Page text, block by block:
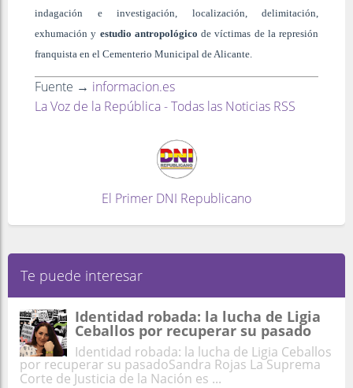
indagación e investigación, localización, delimitación,
exhumación y estudio antropológico de víctimas de la represión
franquista en el Cementerio Municipal de Alicante.
Fuente → informacion.es
La Voz de la República - Todas las Noticias RSS
El Primer DNI Republicano
Te puede interesar
Identidad robada: la lucha de Ligia
Ceballos por recuperar su pasado
Identidad robada: la lucha de Ligia Ceballos
por recuperar su pasadoSandra Rojas La Suprema
Corte de Justicia de la Nación es ...